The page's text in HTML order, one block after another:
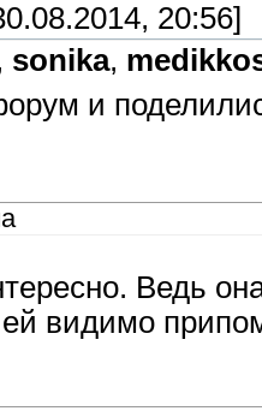
20:56]
sonika,
и
Ведь
видимо